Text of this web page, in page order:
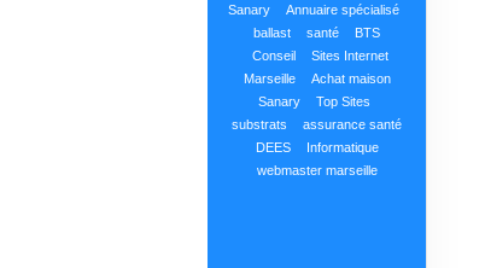
Sanary
Annuaire spécialisé
ballast
santé
BTS
Conseil
Sites Internet
Marseille
Achat maison
Sanary
Top Sites
substrats
assurance santé
DEES
Informatique
webmaster marseille